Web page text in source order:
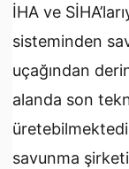
İHA ve
sisteminden
uçağından
alanda son
savunma